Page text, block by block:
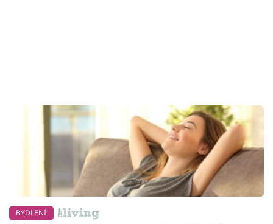
BYDLENÍ